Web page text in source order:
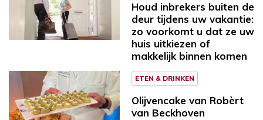
Houd inbrekers buiten de
deur tijdens uw vakantie:
zo voorkomt u dat ze uw
huis uitkiezen of
makkelijk binnen komen
ETEN & DRINKEN
Olijvencake van Robèrt
van Beckhoven